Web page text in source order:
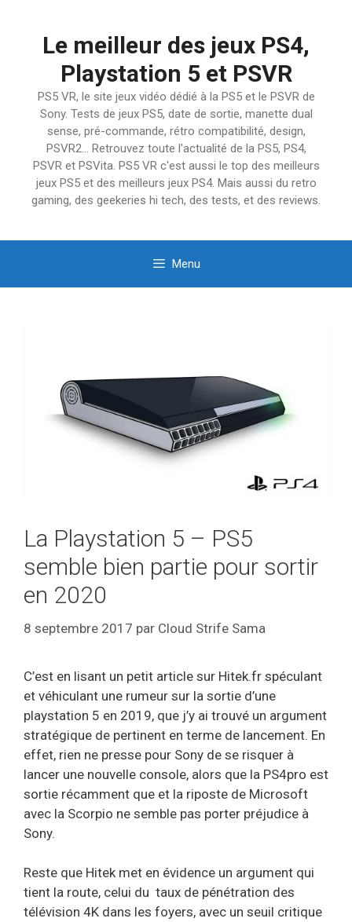
Le meilleur des jeux PS4,
Playstation 5 et PSVR
PS5 VR, le site jeux vidéo dédié à la PS5 et le PSVR de
Sony. Tests de jeux PS5, date de sortie, manette dual
sense, pré-commande, rétro compatibilité, design,
PSVR2… Retrouvez toute l'actualité de la PS5, PS4,
PSVR et PSVita. PS5 VR c'est aussi le top des meilleurs
jeux PS5 et des meilleurs jeux PS4. Mais aussi du retro
gaming, des geekeries hi tech, des tests, et des reviews.
Menu
La Playstation 5 – PS5
semble bien partie pour sortir
en 2020
8 septembre 2017 par Cloud Strife Sama
C’est en lisant un petit article sur Hitek.fr spéculant
et véhiculant une rumeur sur la sortie d’une
playstation 5 en 2019, que j’y ai trouvé un argument
stratégique de pertinent en terme de lancement. En
effet, rien ne presse pour Sony de se risquer à
lancer une nouvelle console, alors que la PS4pro est
sortie récamment que et la riposte de Microsoft
avec la Scorpio ne semble pas porter préjudice à
Sony.
Reste que Hitek met en évidence un argument qui
tient la route, celui du taux de pénétration des
télévision 4K dans les foyers, avec un seuil critique